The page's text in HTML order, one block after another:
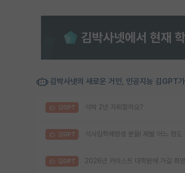
김박사넷의 새로운 거인, 인공지능 김GPT
김GPT 석박 2년 자퇴할까요?
김GPT 석사입학예정생 분들! 제발 어느 정도
김GPT 2026년 카이스트 대학원에 가길 희망